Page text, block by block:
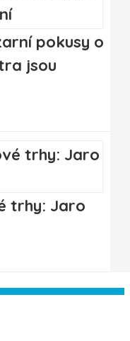
pokusy o
jsou
trhy: Jaro